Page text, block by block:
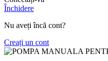
Închidere
Nu aveți încă cont?
Creați un cont